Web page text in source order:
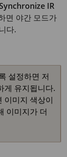
IR
면 야간 모드가
다.
설정하면 저
게 유지됩니다.
이미지 색상이
이미지가 더